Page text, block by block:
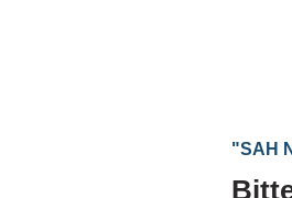
"SAH